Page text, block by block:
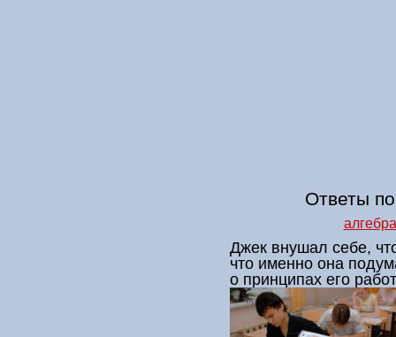
Ответы
Джек внушал себе,
что именно она
о принципах его